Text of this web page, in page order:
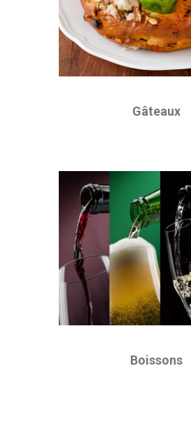
Gâteaux
Boissons